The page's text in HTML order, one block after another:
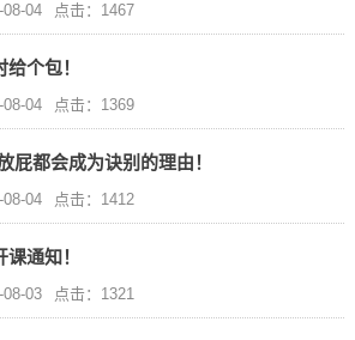
08-04 点击：1467
个包！
08-04 点击：1369
屁都会成为诀别的理由！
08-04 点击：1412
通知！
08-03 点击：1321